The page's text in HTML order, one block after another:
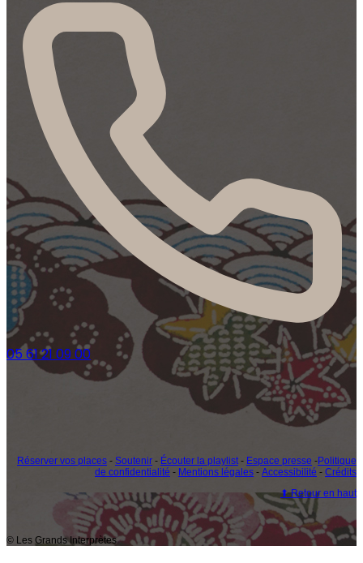
05 61 21 09 00
Réserver vos places - Soutenir - Écouter la playlist- Espace presse -Politique
de confidentialité - Mentions légales - Accessibilité - Crédits
⬆ Retour en haut
© Les Grands Interprètes